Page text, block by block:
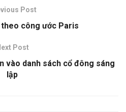
Post
theo công ước Paris
Post
vào danh sách cổ đông sáng
lập